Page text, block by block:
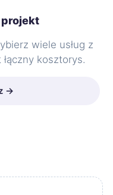
projekt
wiele usług z
kosztorys.
→